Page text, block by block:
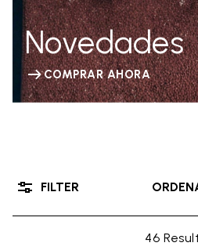
Novedades
COMPRAR AHORA
46
FILTER